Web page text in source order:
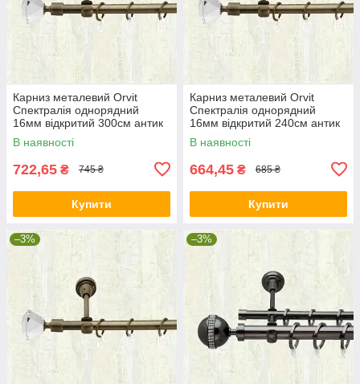
Карниз металевий Orvit
Спектралія однорядний
16мм відкритий 300см антик
В наявності
722,65 ₴ 745 ₴
Купити
Карниз металевий Orvit
Спектралія однорядний
16мм відкритий 240см антик
В наявності
664,45 ₴ 685 ₴
Купити
–3% –3%